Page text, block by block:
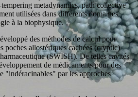
metadynamics, path collective
utilisées dans différents domaines
à la biophysique.
des méthodes de calcul pour
poches allostériques cachées (cryptic)
(SWISH). De telles cavités
de médicaments pour des
"indéracinables" par les approches